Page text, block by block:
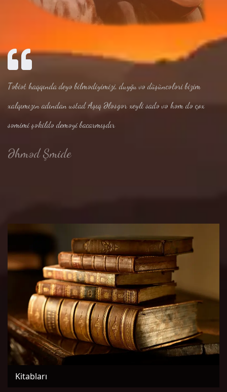
Təbiət haqqında deyə bilmədiyimizi, duyğu və düşüncələri bizim
xalqımızın adından ustad Aşıq Ələsgər xeyli sadə və həm də çox
səmimi şəkildə deməyi bacarmışdır
Əhməd Şmide
Kitabları